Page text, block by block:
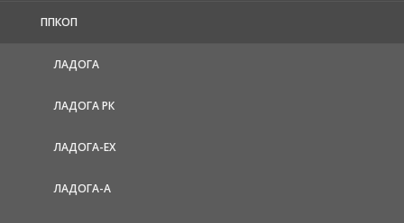
ППКОП
ЛАДОГА
ЛАДОГА РК
ЛАДОГА-EX
ЛАДОГА-А